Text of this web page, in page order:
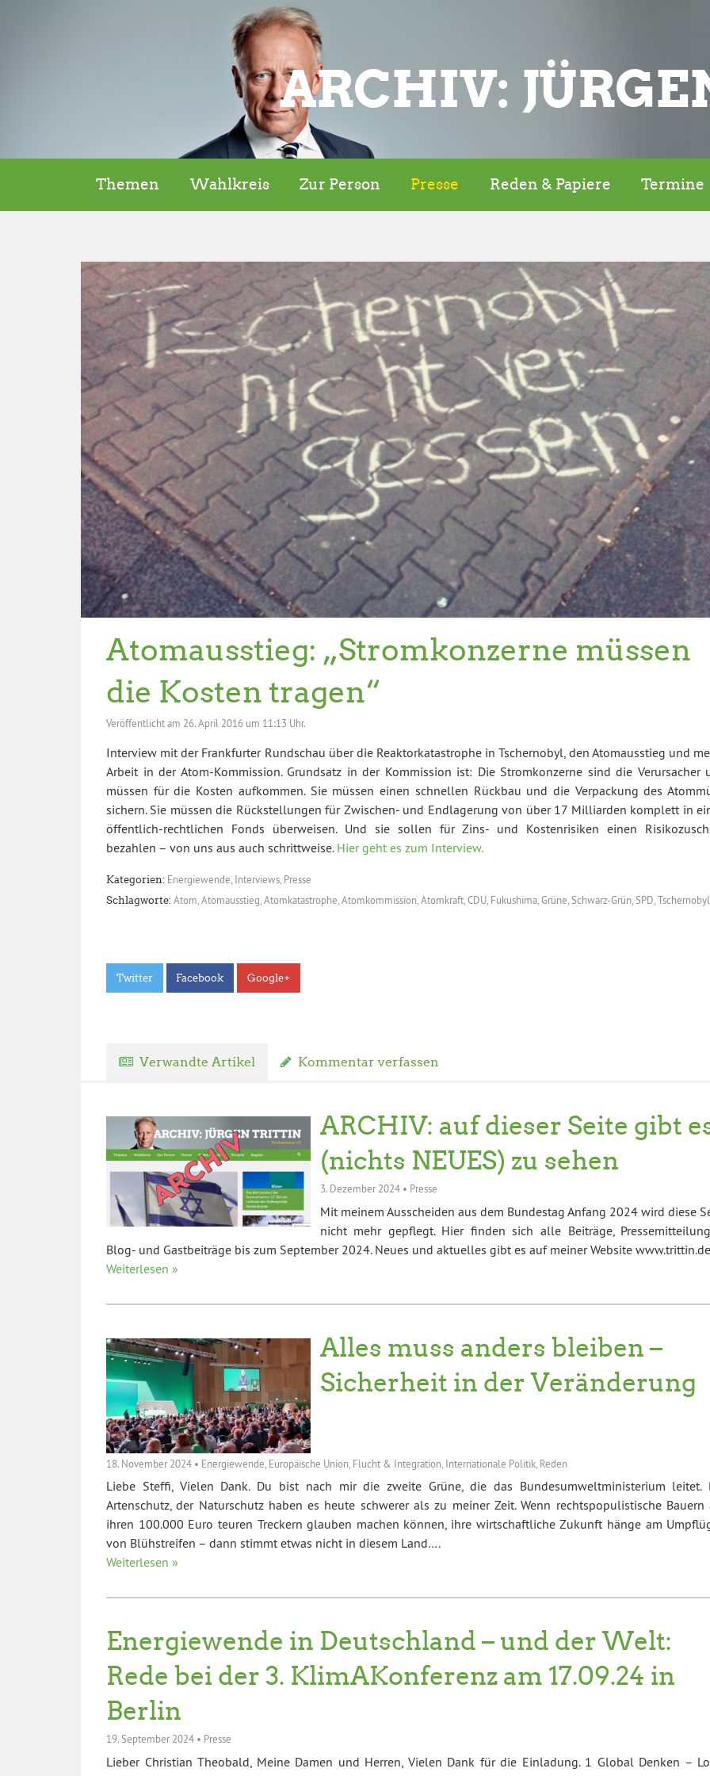
ARCHIV:
Themen Wahlkreis Zur Person Presse Reden & Papiere Termine
Atomausstieg: „Stromkonzerne müssen
die Kosten tragen“
Veröffentlicht am 26. April 2016 um 11:13 Uhr.
Interview mit der Frankfurter Rundschau über die Reaktorkatastrophe in Tschernobyl, den Atomausstieg und
Arbeit in der Atom-Kommission. Grundsatz in der Kommission ist: Die Stromkonzerne sind die Verursacher
müssen für die Kosten aufkommen. Sie müssen einen schnellen Rückbau und die Verpackung des
sichern. Sie müssen die Rückstellungen für Zwischen- und Endlagerung von über 17 Milliarden komplett in
öffentlich-rechtlichen Fonds überweisen. Und sie sollen für Zins- und Kostenrisiken einen
bezahlen – von uns aus auch schrittweise. Hier geht es zum Interview.
Kategorien: Energiewende, Interviews, Presse
Schlagworte: Atom Atomausstieg Atomkatastrophe Atomkommission Atomkraft CDU Fukushima Grüne Schwarz-Grün SPD Tschernobyl
Twitter Facebook Google+
Verwandte Artikel Kommentar verfassen
ARCHIV: auf dieser Seite gibt
(nichts NEUES) zu sehen
3. Dezember 2024• Presse
Mit meinem Ausscheiden aus dem Bundestag Anfang 2024 wird diese
nicht mehr gepflegt. Hier finden sich alle Beiträge,
Blog- und Gastbeiträge bis zum September 2024. Neues und aktuelles gibt es auf meiner Website www.trittin.de
Weiterlesen »
Alles muss anders bleiben –
Sicherheit in der Veränderung
18. November 2024 • Energiewende Europäische Union Flucht & Integration Internationale Politik Reden
Liebe Steffi, Vielen Dank. Du bist nach mir die zweite Grüne, die das Bundesumweltministerium leitet.
Artenschutz, der Naturschutz haben es heute schwerer als zu meiner Zeit. Wenn rechtspopulistische Bauern
ihren 100.000 Euro teuren Treckern glauben machen können, ihre wirtschaftliche Zukunft hänge am
von Blühstreifen – dann stimmt etwas nicht in diesem Land….
Weiterlesen »
Energiewende in Deutschland – und der Welt:
Rede bei der 3. KlimAKonferenz am 17.09.24 in
Berlin
19. September 2024 • Presse
Lieber Christian Theobald, Meine Damen und Herren, Vielen Dank für die Einladung. 1 Global Denken –